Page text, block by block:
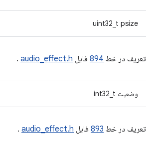
uint32_t psize
تعریف در خط 894 فایل audio_effect.h
.
وضعیت int32_t
تعریف در خط 893 فایل audio_effect.h
.